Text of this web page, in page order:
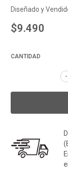
Diseñado y
$9.490
CANTIDAD
-